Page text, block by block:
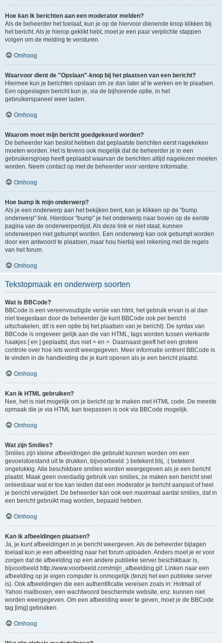
Hoe kan ik berichten aan een moderator melden?
Als de beheerder het toelaat, kun je op de hiervoor dienende knop klikken bij
het bericht. Als je hierop geklikt hebt, moet je een paar verplichte stappen
volgen om de melding te versturen.
Omhoog
Waarvoor dient de "Opslaan"-knop bij het plaatsen van een bericht?
Hiermee kun je berichten opslaan om ze dan later af te werken en te plaatsen.
Een opgeslagen bericht kun je, via de bijhorende optie, in het
gebruikerspaneel weer laden.
Omhoog
Waarom moet mijn bericht goedgekeurd worden?
De beheerder kan beslist hebben dat geplaatste berichten eerst nagekeken
moeten worden. Het is tevens ook mogelijk dat de beheerder je in een
gebruikersgroep heeft geplaatst waarvan de berichten altijd nagelezen moeten
worden. Neem contact op met de beheerder voor verdere informatie.
Omhoog
Hoe bump ik mijn onderwerp?
Als je een onderwerp aan het bekijken bent, kan je klikken op de "bump
onderwerp" link. Hierdoor "bump" je het onderwerp naar boven op de eerste
pagina van de onderwerpenlijst. Als deze link er niet staat, kunnen
onderwerpen niet gebumpt worden. Een onderwerp kan ook gebumpt worden
door een antwoord te plaatsen, maar hou hierbij wel rekening met de regels
van het forum.
Omhoog
Tekstopmaak en onderwerp soorten
Wat is BBCode?
BBCode is een vereenvoudigde versie van html, het gebruik ervan is al dan
niet toegestaan door de beheerder (je kunt BBCode ook per bericht
uitschakelen, dit is een optie bij het plaatsen van je bericht). De syntax van
BBCode is ongeveer gelijk aan die van HTML, tags worden tussen vierkante
haakjes [ en ] geplaatst, dus niet < en >. Daarnaast geeft het een grotere
controle over hoe iets wordt weergegeven. Meer informatie omtrent BBCode is
te vinden in de handleiding die je kunt openen als je een bericht plaatst.
Omhoog
Kan ik HTML gebruiken?
Nee, het is niet mogelijk om je bericht op te maken met HTML code. De meeste
opmaak die je via HTML kan toepassen is ook via BBCode mogelijk.
Omhoog
Wat zijn Smilies?
Smilies zijn kleine afbeeldingen die gebruikt kunnen worden om een
gevoelstoestand uit te drukken, bijvoorbeeld :) betekent blij, :( betekent
ongelukkig. Alle beschikbare smilies worden weergegeven als je een bericht
plaatst. Maak geen overdadig gebruik van smilies, ze maken een bericht snel
onleesbaar wat er toe kan leiden dat een moderator je bericht aanpast of heel
je bericht verwijdert. De beheerder kan ook een maximaal aantal smilies, dat in
een bericht gebruikt mag worden, bepaald hebben.
Omhoog
Kan ik afbeeldingen plaatsen?
Ja, je kunt afbeeldingen in je bericht weergeven. Als de beheerder bijlagen
toelaat kun je een afbeelding naar het forum uploaden. Anders moet je er voor
zorgen dat de afbeelding op een andere publieke server beschikbaar is,
bijvoorbeeld http://www.voorbeeld.com/mijn_afbeelding.gif. Linken naar een
afbeelding op je eigen computer is onmogelijk (tenzij het een publieke server
is). Ook afbeeldingen die een authentificatie vereisen zoals in: Hotmail of
Yahoo mailboxen, een wachtwoord beschermde website, enz. kunnen niet
worden weergegeven. Om een afbeelding weer te geven, moet je de BBCode
tag [img] gebruiken.
Omhoog